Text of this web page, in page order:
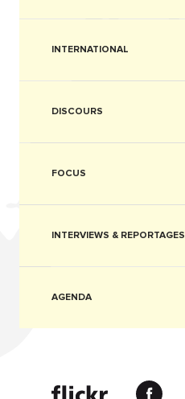
INTERNATIONAL
DISCOURS
FOCUS
INTERVIEWS & REPORTAGES
AGENDA